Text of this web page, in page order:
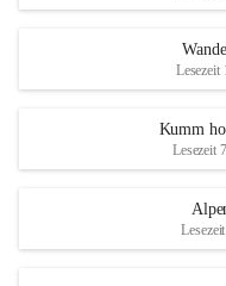
Lesezeit
Kumm
Lesezeit